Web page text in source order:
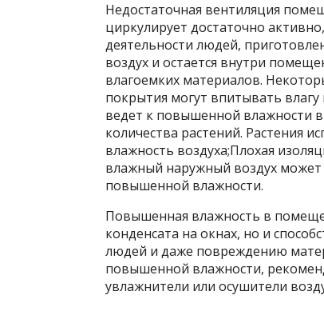
Недостаточная вентиляция
циркулирует достаточно
деятельности людей,
воздух и остается внутри
влагоемких материалов.
покрытия могут впитывать
ведет к повышенной влажности
количества растений. Растения
влажность воздуха;Плохая
влажный наружный воздух
повышенной влажности.
Повышенная влажность в
конденсата на окнах, но и
людей и даже повреждению
повышенной влажности,
увлажнители или осушители